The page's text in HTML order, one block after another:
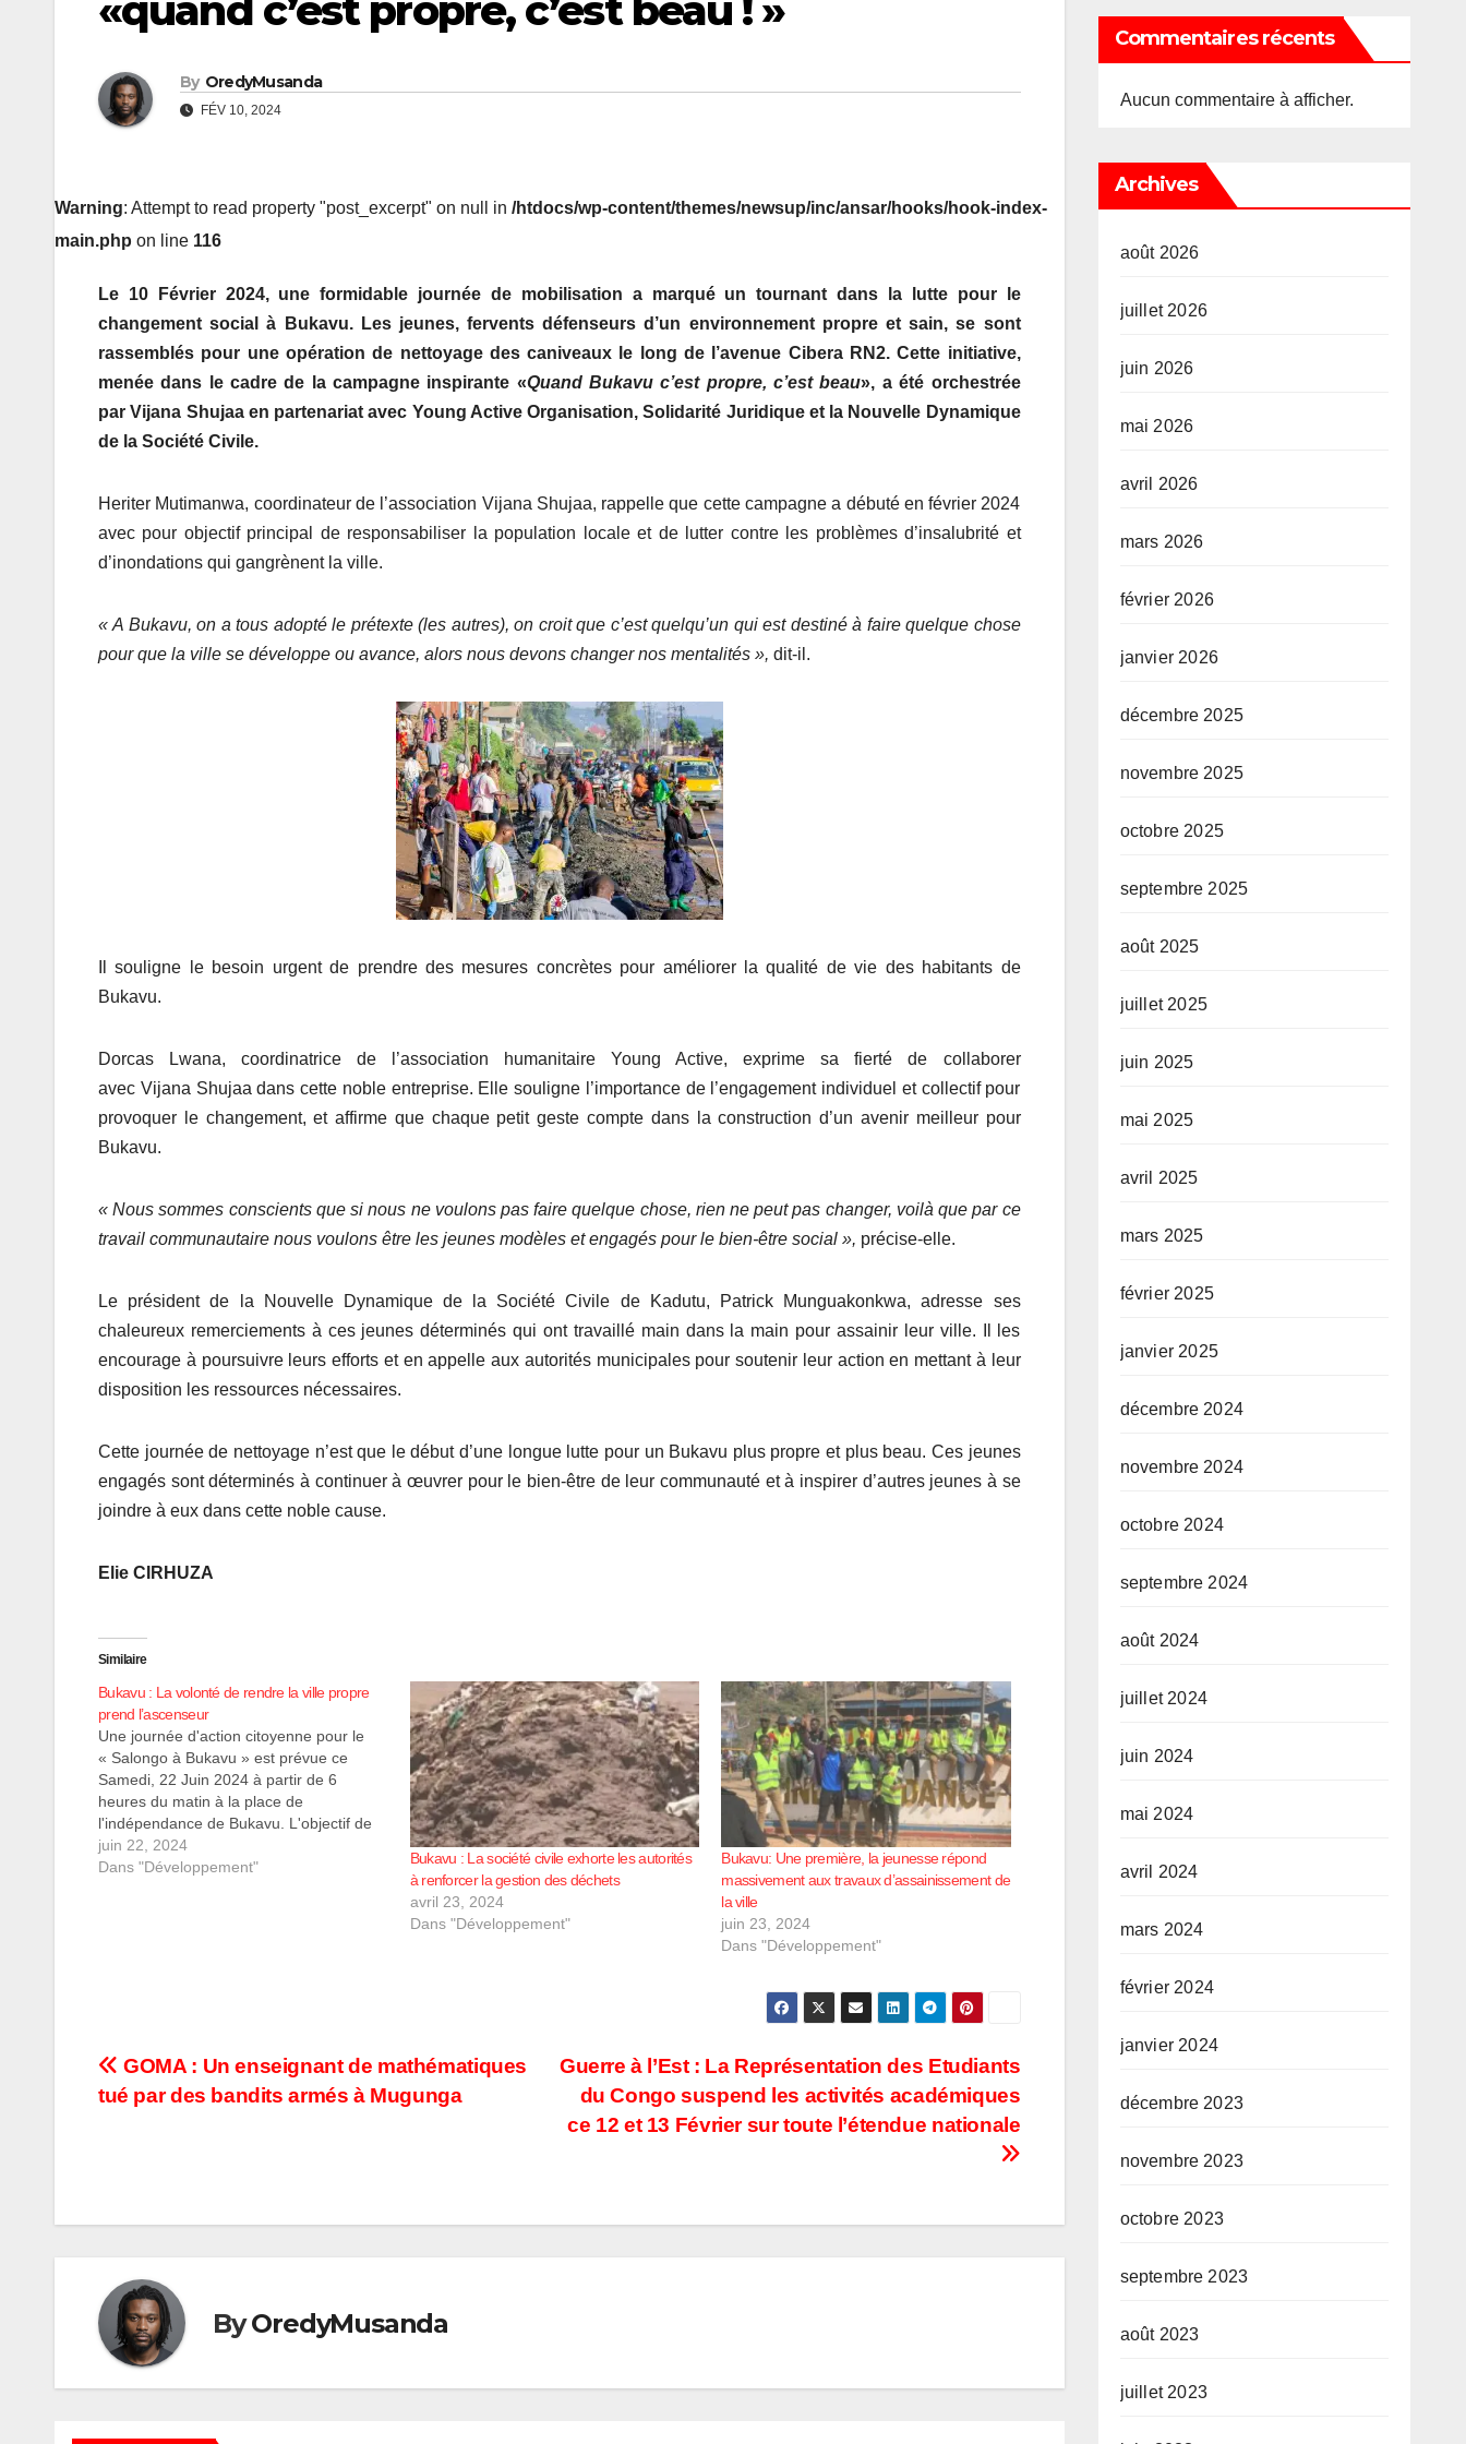
«quand c’est propre, c’est beau ! »
By OredyMusanda
FÉV 10, 2024
Warning: Attempt to read property "post_excerpt" on null in /htdocs/wp-content/themes/newsup/inc/ansar/hooks/hook-index-
main.php on line 116
Le 10 Février 2024, une formidable journée de mobilisation a marqué un tournant dans la lutte pour le
changement social à Bukavu. Les jeunes, fervents défenseurs d’un environnement propre et sain, se sont
rassemblés pour une opération de nettoyage des caniveaux le long de l’avenue Cibera RN2. Cette initiative,
menée dans le cadre de la campagne inspirante «Quand Bukavu c’est propre, c’est beau», a été orchestrée
par Vijana Shujaa en partenariat avec Young Active Organisation, Solidarité Juridique et la Nouvelle Dynamique
de la Société Civile.
Heriter Mutimanwa, coordinateur de l’association Vijana Shujaa, rappelle que cette campagne a débuté en février 2024
avec pour objectif principal de responsabiliser la population locale et de lutter contre les problèmes d’insalubrité et
d’inondations qui gangrènent la ville.
« A Bukavu, on a tous adopté le prétexte (les autres), on croit que c’est quelqu’un qui est destiné à faire quelque chose
pour que la ville se développe ou avance, alors nous devons changer nos mentalités », dit-il.
Il souligne le besoin urgent de prendre des mesures concrètes pour améliorer la qualité de vie des habitants de
Bukavu.
Dorcas Lwana, coordinatrice de l’association humanitaire Young Active, exprime sa fierté de collaborer
avec Vijana Shujaa dans cette noble entreprise. Elle souligne l’importance de l’engagement individuel et collectif pour
provoquer le changement, et affirme que chaque petit geste compte dans la construction d’un avenir meilleur pour
Bukavu.
« Nous sommes conscients que si nous ne voulons pas faire quelque chose, rien ne peut pas changer, voilà que par ce
travail communautaire nous voulons être les jeunes modèles et engagés pour le bien-être social », précise-elle.
Le président de la Nouvelle Dynamique de la Société Civile de Kadutu, Patrick Munguakonkwa, adresse ses
chaleureux remerciements à ces jeunes déterminés qui ont travaillé main dans la main pour assainir leur ville. Il les
encourage à poursuivre leurs efforts et en appelle aux autorités municipales pour soutenir leur action en mettant à leur
disposition les ressources nécessaires.
Cette journée de nettoyage n’est que le début d’une longue lutte pour un Bukavu plus propre et plus beau. Ces jeunes
engagés sont déterminés à continuer à œuvrer pour le bien-être de leur communauté et à inspirer d’autres jeunes à se
joindre à eux dans cette noble cause.
Elie CIRHUZA
Similaire
Bukavu : La volonté de rendre la ville propre
prend l’ascenseur
Une journée d'action citoyenne pour le
« Salongo à Bukavu » est prévue ce
Samedi, 22 Juin 2024 à partir de 6
heures du matin à la place de
l'indépendance de Bukavu. L'objectif de
cette initiative est de rendre cet espace
public propre en enlevant les déchets qui
juin 22, 2024
Dans "Développement"
Bukavu : La société civile exhorte les autorités
à renforcer la gestion des déchets
avril 23, 2024
Dans "Développement"
Bukavu: Une première, la jeunesse répond
massivement aux travaux d’assainissement de
la ville
juin 23, 2024
Dans "Développement"
Navigation
de
Guerre à l’Est : La Représentation des Etudiants
du Congo suspend les activités académiques
ce 12 et 13 Février sur toute l’étendue nationale
GOMA : Un enseignant de mathématiques
tué par des bandits armés à Mugunga
ByOredyMusanda
Commentaires récents
Aucun commentaire à afficher.
Archives
août 2026
juillet 2026
juin 2026
mai 2026
avril 2026
mars 2026
février 2026
janvier 2026
décembre 2025
novembre 2025
octobre 2025
septembre 2025
août 2025
juillet 2025
juin 2025
mai 2025
avril 2025
mars 2025
février 2025
janvier 2025
décembre 2024
novembre 2024
octobre 2024
septembre 2024
août 2024
juillet 2024
juin 2024
mai 2024
avril 2024
mars 2024
février 2024
janvier 2024
décembre 2023
novembre 2023
octobre 2023
septembre 2023
août 2023
juillet 2023